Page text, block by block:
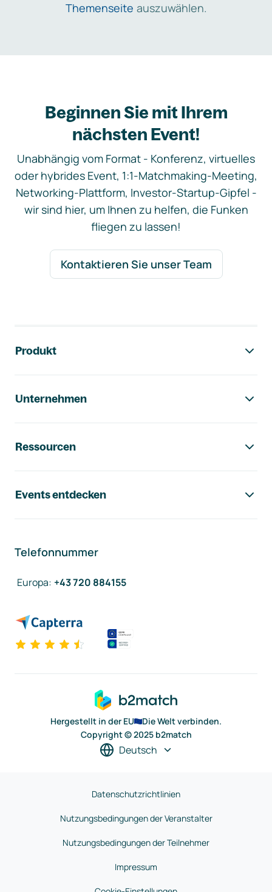
Themenseite auszuwählen.
Beginnen Sie mit Ihrem
nächsten Event!
Unabhängig vom Format - Konferenz, virtuelles
oder hybrides Event, 1:1-Matchmaking-Meeting,
Networking-Plattform, Investor-Startup-Gipfel -
wir sind hier, um Ihnen zu helfen, die Funken
fliegen zu lassen!
Kontaktieren Sie unser Team
Produkt
Unternehmen
Ressourcen
Events entdecken
Telefonnummer
Europa: +43 720 884155
Hergestellt in der EU
Die Welt verbinden.
Copyright © 2025 b2match
Deutsch
Datenschutzrichtlinien
Nutzungsbedingungen der Veranstalter
Nutzungsbedingungen der Teilnehmer
Impressum